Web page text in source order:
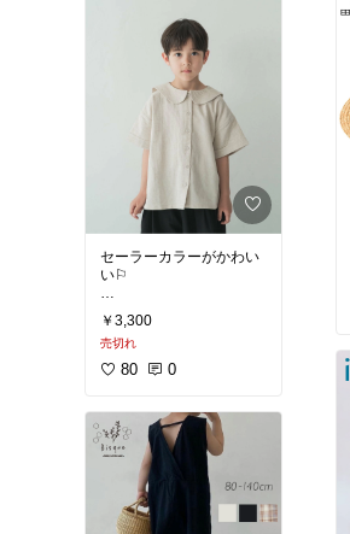
セーラーカラーがかわい
い⚐
#韓国子供服
外子供服
#キッズ #ベビー
ッズ服
#男の子 #女の子
プレママ
#こどもふく
かわいい
#おしゃれ
￥3,300
売切れ
80 0